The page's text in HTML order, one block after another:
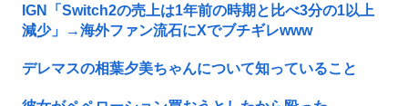
IGN「Switch2の売上は1年前の時期と比べ3分の1以上
減少」→海外ファン流石にXでブチギレwww
デレマスの相葉夕美ちゃんについて知っていること